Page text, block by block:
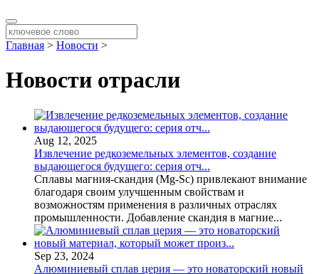
Главная > Новости >
Новости отрасли
Aug 12, 2025
Извлечение редкоземельных элементов, создание
выдающегося будущего: серия отч...
Сплавы магния-скандия (Mg-Sc) привлекают внимание
благодаря своим улучшенным свойствам и
возможностям применения в различных отраслях
промышленности. Добавление скандия в магние...
Sep 23, 2024
Алюминиевый сплав церия — это новаторский новый